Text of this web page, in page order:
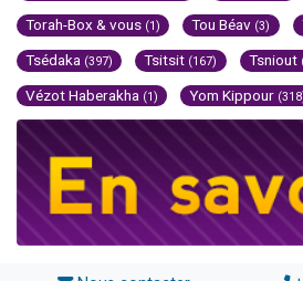
Torah-Box & vous (1) Tou Béav (3)
Tsédaka (397) Tsitsit (167) Tsniout
Vézot Haberakha (1) Yom Kippour